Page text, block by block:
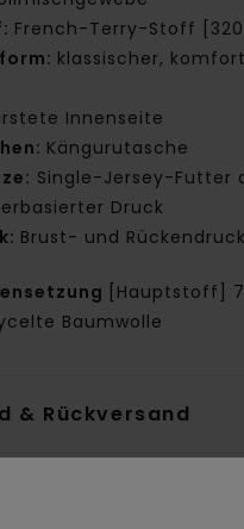
French-Terry-Stoff
klassischer,
Innenseite
Kängurutasche
Single-Jersey-Futter
Druck
Brust- und Rückendruck
[Hauptstoff]
Baumwolle
& Rückversand